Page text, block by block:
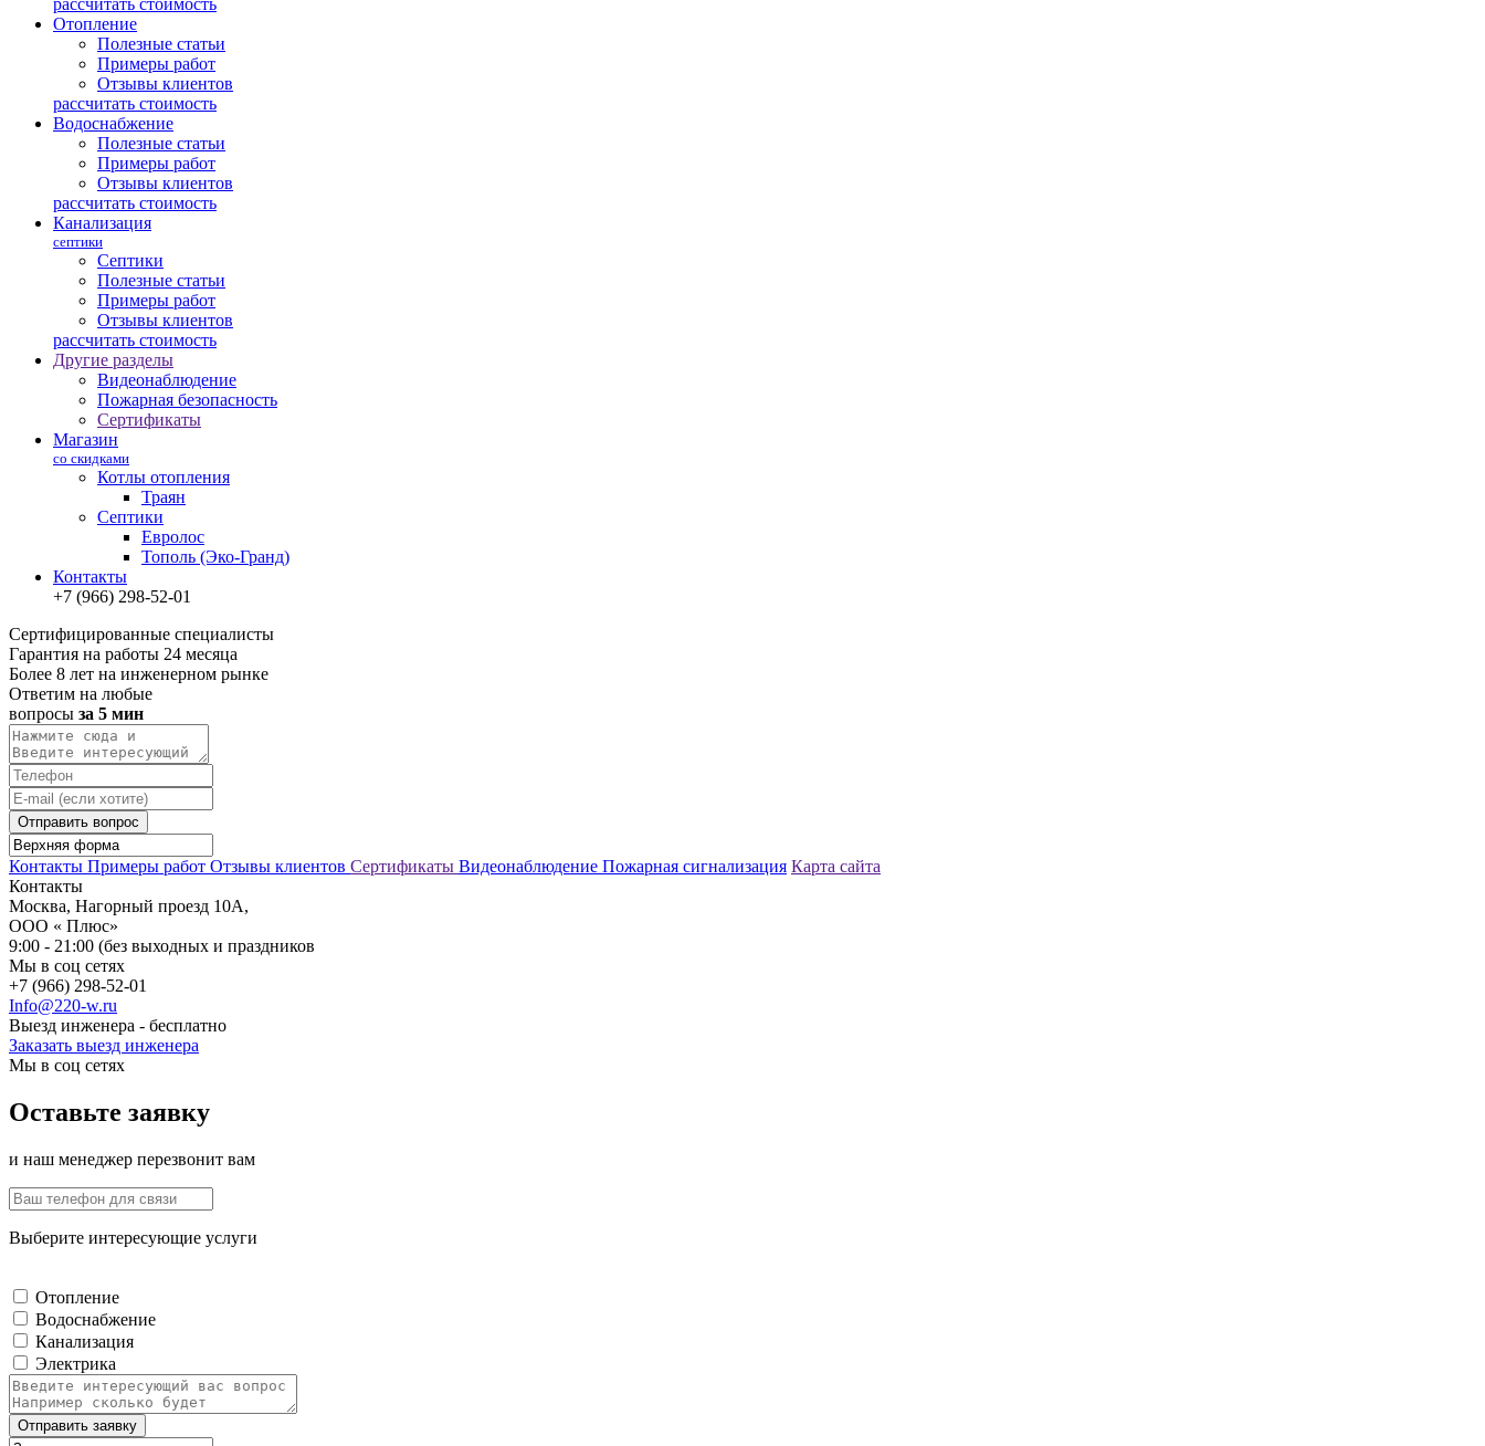
Отопление
Полезные статьи
Примеры работ
Отзывы клиентов
рассчитать стоимость
Водоснабжение
Полезные статьи
Примеры работ
Отзывы клиентов
рассчитать стоимость
Канализация
септики
Септики
Полезные статьи
Примеры работ
Отзывы клиентов
рассчитать стоимость
Другие разделы
Видеонаблюдение
Пожарная безопасность
Сертификаты
Магазин
со скидками
Котлы отопления
Траян
Септики
Евролос
Тополь (Эко-Гранд)
Контакты
+7 (966) 298-52-01
Сертифицированные специалисты
Гарантия на работы 24 месяца
Более 8 лет на инженерном рынке
Ответим на любые
вопросы за 5 мин
Отправить вопрос
Контакты Примеры работ Отзывы клиентов Сертификаты Видеонаблюдение Пожарная сигнализация Карта сайта
Контакты
Москва, Нагорный проезд 10А,
ООО « Плюс»
9:00 - 21:00 (без выходных и праздников
Мы в соц сетях
+7 (966) 298-52-01
Info@220-w.ru
Выезд инженера - бесплатно
Заказать выезд инженера
Мы в соц сетях
Оставьте заявку
и наш менеджер перезвонит вам
Выберите интересующие услуги
Отопление
Водоснабжение
Канализация
Электрика
Отправить заявку